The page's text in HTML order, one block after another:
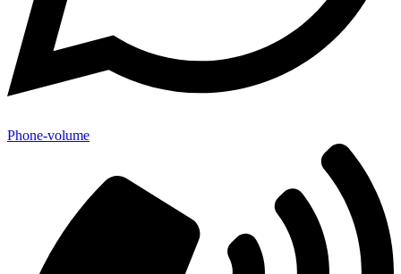
Phone-volume